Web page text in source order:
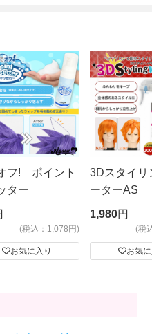
フ! ポイント
ター
(税込：1,078円)
お気に入り
3Dスタイリ
ーターAS
ビッグサイ
1,980円
(税
お気